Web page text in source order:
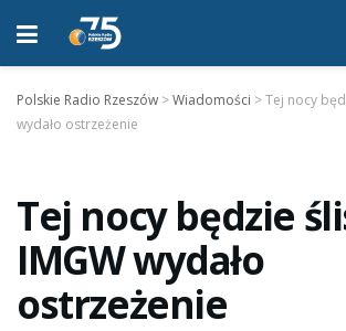
Polskie Radio Rzeszów >Wiadomości >Tej nocy
wydało ostrzeżenie
Tej nocy będzie
IMGW wydało
ostrzeżenie